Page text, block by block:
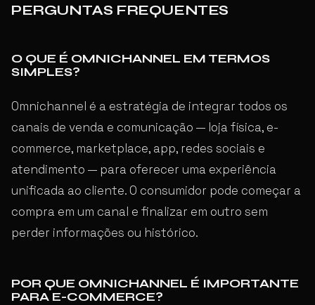
PERGUNTAS FREQUENTES
O QUE É OMNICHANNEL EM TERMOS
SIMPLES?
Omnichannel é a estratégia de integrar todos os
canais de venda e comunicação — loja física, e-
commerce, marketplace, app, redes sociais e
atendimento — para oferecer uma experiência
unificada ao cliente. O consumidor pode começar a
compra em um canal e finalizar em outro sem
perder informações ou histórico.
POR QUE OMNICHANNEL É IMPORTANTE
PARA E-COMMERCE?